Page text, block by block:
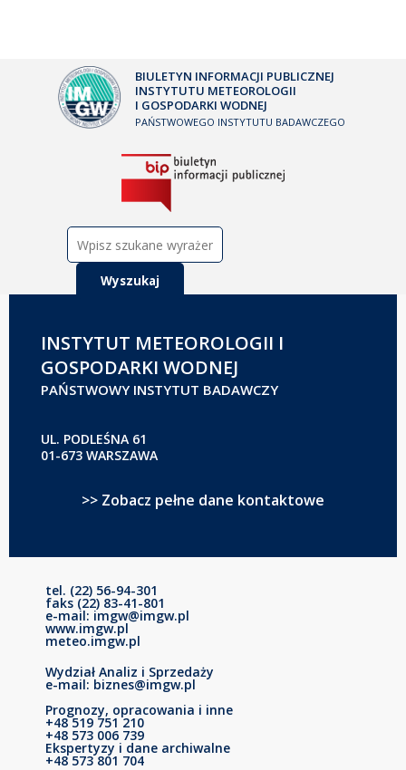
BIULETYN INFORMACJI PUBLICZNEJ
INSTYTUTU METEOROLOGII
I GOSPODARKI WODNEJ
PAŃSTWOWEGO INSTYTUTU BADAWCZEGO
INSTYTUT METEOROLOGII I
GOSPODARKI WODNEJ
PAŃSTWOWY INSTYTUT BADAWCZY
UL. PODLEŚNA 61
01-673 WARSZAWA
>> Zobacz pełne dane kontaktowe
tel. (22) 56-94-301
faks (22) 83-41-801
e-mail: imgw@imgw.pl
www.imgw.pl
meteo.imgw.pl
Wydział Analiz i Sprzedaży
e-mail: biznes@imgw.pl
Prognozy, opracowania i inne
+48 519 751 210
+48 573 006 739
Ekspertyzy i dane archiwalne
+48 573 801 704